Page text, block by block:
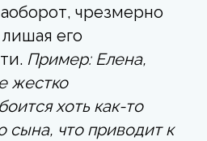
чрезмерно
его
Пример: Елена,
жестко
хоть как-то
сына, что приводит к